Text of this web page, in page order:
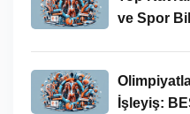
ve Spor
İşleyiş: